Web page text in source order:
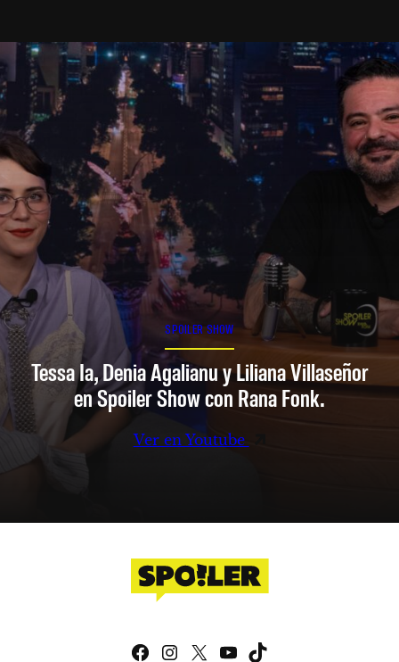
SPOILER SHOW
Tessa Ia, Denia Agalianu y Liliana Villaseñor
en Spoiler Show con Rana Fonk.
Ver en Youtube
Facebook
Instagram
X YouTube